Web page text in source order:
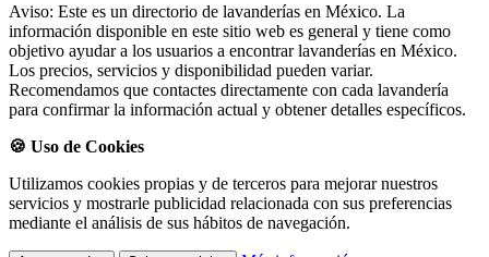
Aviso: Este es un directorio de lavanderías en México. La
información disponible en este sitio web es general y tiene como
objetivo ayudar a los usuarios a encontrar lavanderías en México.
Los precios, servicios y disponibilidad pueden variar.
Recomendamos que contactes directamente con cada lavandería
para confirmar la información actual y obtener detalles específicos.
🍪 Uso de Cookies
Utilizamos cookies propias y de terceros para mejorar nuestros
servicios y mostrarle publicidad relacionada con sus preferencias
mediante el análisis de sus hábitos de navegación.